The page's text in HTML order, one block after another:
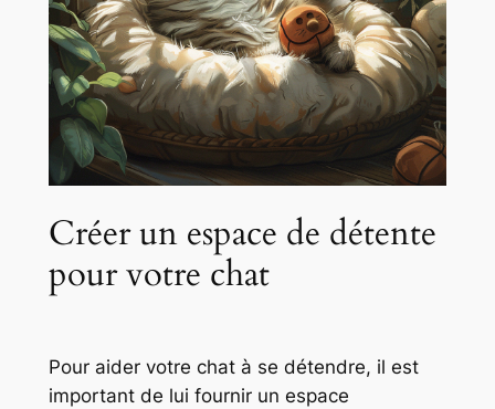
Créer un espace de détente
pour votre chat
Pour aider votre chat à se détendre, il est
important de lui fournir un espace